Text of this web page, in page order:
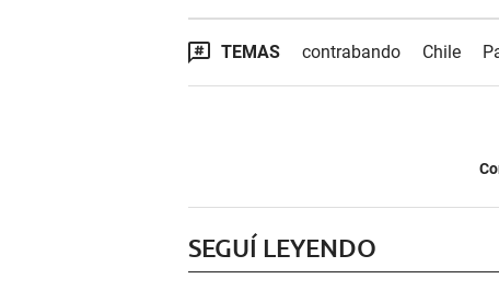
TEMAS contrabando Chile
SEGUÍ LEYENDO